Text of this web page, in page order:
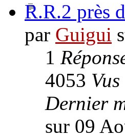
R.R.2 près
par Guigui
1
4053 Vus
Dernier
sur 09